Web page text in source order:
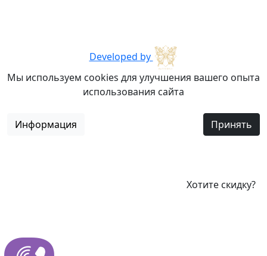
Developed by
Мы используем cookies для улучшения вашего опыта
использования сайта
Информация Принять
Хотите скидку?